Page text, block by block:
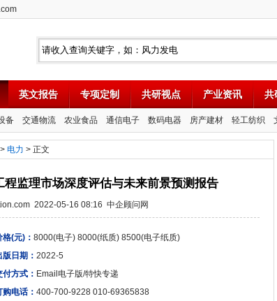
英文报告 专项定制 共研视点 产业资讯 共
备 交通物流 农业食品 通信电子 数码电器 房产建材 轻工纺织
> 电力 > 正文
程监理市场深度评估与未来前景预测报告
2022-05-16 08:16 中企顾问网
格(元)： 8000(电子) 8000(纸质) 8500(电子纸质)
版日期： 2022-5
付方式： Email电子版/特快专递
购电话： 400-700-9228 010-69365838